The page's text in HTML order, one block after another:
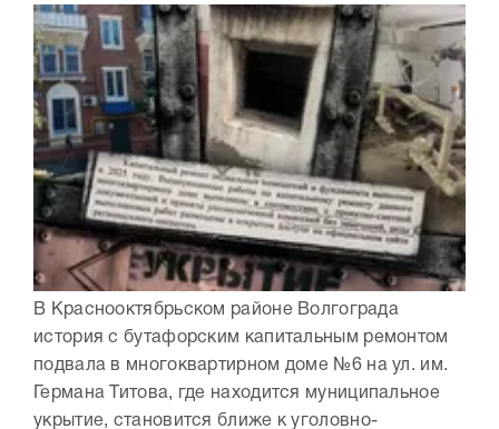
В Краснооктябрьском районе Волгограда
история с бутафорским капитальным ремонтом
подвала в многоквартирном доме №6 на ул. им.
Германа Титова, где находится муниципальное
укрытие, становится ближе к уголовно-